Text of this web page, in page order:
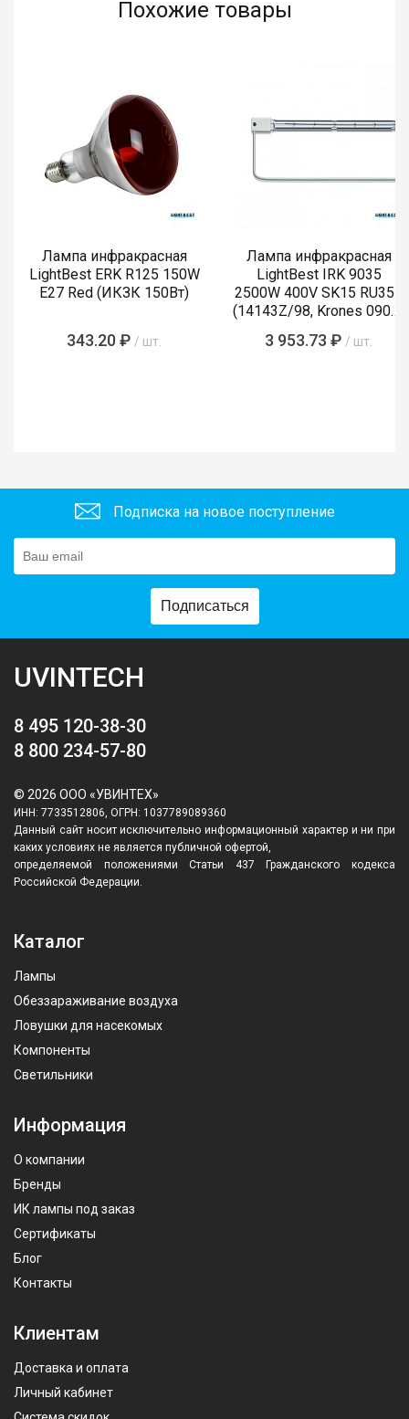
Похожие товары
Лампа инфракрасная
LightBest ERK R125 150W
E27 Red (ИКЗК 150Вт)
343.20 ₽ / шт.
Лампа инфракрасная
LightBest IRK 9035
2500W 400V SK15 RU355
(14143Z/98, Krones 0900-
3 953.73 ₽ / шт.
Подписка на новое поступление
Подписаться
UVINTECH
8 495 120-38-30
8 800 234-57-80
© 2026 ООО «УВИНТЕХ»
ИНН: 7733512806, ОГРН: 1037789089360
Данный сайт носит исключительно информационный характер и ни при
каких условиях не является публичной офертой,
определяемой положениями Статьи 437 Гражданского кодекса
Российской Федерации.
Каталог
Лампы
Обеззараживание воздуха
Ловушки для насекомых
Компоненты
Светильники
Информация
О компании
Бренды
ИК лампы под заказ
Сертификаты
Блог
Контакты
Клиентам
Доставка и оплата
Личный кабинет